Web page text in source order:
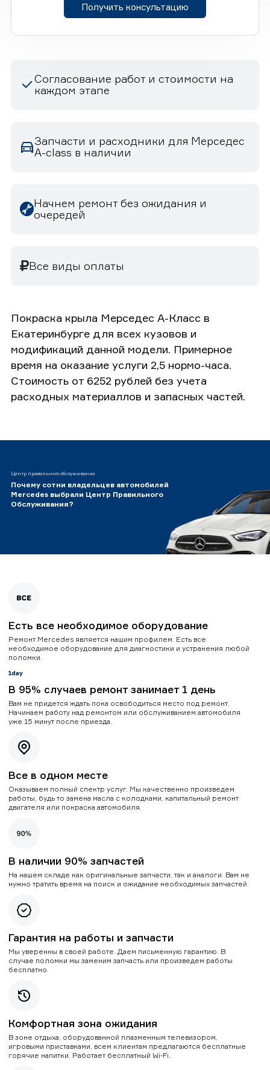
Получить консультацию
Согласование работ и стоимости на
каждом этапе
Запчасти и расходники для Мерседес
A-class в наличии
Начнем ремонт без ожидания и
очередей
Все виды оплаты
Покраска крыла Мерседес А-Класс в
Екатеринбурге для всех кузовов и
модификаций данной модели. Примерное
время на оказание услуги 2,5 нормо-часа.
Стоимость от 6252 рублей без учета
расходных материаллов и запасных частей.
Центр правильного обслуживания
Почему сотни владельцев автомобилей
Mercedes выбрали Центр Правильного
Обслуживания?
Есть все необходимое оборудование
Ремонт Mercedes является нашим профилем. Есть все
необходимое оборудование для диагностики и устранения любой
поломки.
В 95% случаев ремонт занимает 1 день
Вам не придется ждать пока освободиться место под ремонт.
Начинаем работу над ремонтом или обслуживанием автомобиля
уже 15 минут после приезда.
Все в одном месте
Оказываем полный спектр услуг. Мы качественно произведем
работы, будь то замена масла с колодками, капитальный ремонт
двигателя или покраска автомобиля.
В наличии 90% запчастей
На нашем складе как оригинальные запчасти, так и аналоги. Вам не
нужно тратить время на поиск и ожидание необходимых запчастей.
Гарантия на работы и запчасти
Мы уверенны в своей работе. Даем письменную гарантию. В
случае поломки мы заменим запчасть или произведем работы
бесплатно.
Комфортная зона ожидания
В зоне отдыха, оборудованной плазменным телевизором,
игровыми приставками, всем клиентам предлагаются бесплатные
горячие напитки. Работает бесплатный Wi-Fi.